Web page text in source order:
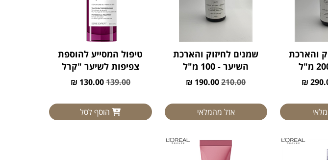
והארכת
שמנים לחיזוק והארכת
השיער - 100 מ"ל
210.00
190.00 ₪
אזל מהמלאי
טיפול המסייע להוספת
צפיפות לשיער "קרל
אקספרשן"
139.00
130.00 ₪
הוסף לסל